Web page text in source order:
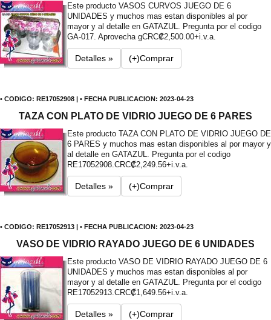
Este producto VASOS CURVOS JUEGO DE 6
UNIDADES y muchos mas estan disponibles al por
mayor y al detalle en GATAZUL. Pregunta por el codigo
GA-017. Aprovecha gCRC₡2,500.00+i.v.a.
Detalles » (+)Comprar
• CODIGO: RE17052908 | • FECHA PUBLICACION: 2023-04-23
TAZA CON PLATO DE VIDRIO JUEGO DE 6 PARES
Este producto TAZA CON PLATO DE VIDRIO JUEGO DE
6 PARES y muchos mas estan disponibles al por mayor y
al detalle en GATAZUL. Pregunta por el codigo
RE17052908. CRC₡2,249.56+i.v.a.
Detalles » (+)Comprar
• CODIGO: RE17052913 | • FECHA PUBLICACION: 2023-04-23
VASO DE VIDRIO RAYADO JUEGO DE 6 UNIDADES
Este producto VASO DE VIDRIO RAYADO JUEGO DE 6
UNIDADES y muchos mas estan disponibles al por
mayor y al detalle en GATAZUL. Pregunta por el codigo
RE17052913. CRC₡1,649.56+i.v.a.
Detalles » (+)Comprar